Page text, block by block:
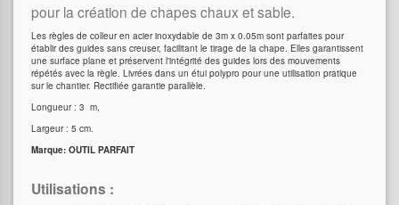
pour la création de chapes chaux et sable.
Les règles de colleur en acier inoxydable de 3m x 0.05m sont parfaites pour
établir des guides sans creuser, facilitant le tirage de la chape. Elles garantissent
une surface plane et préservent l'intégrité des guides lors des mouvements
répétés avec la règle. Livrées dans un étui polypro pour une utilisation pratique
sur le chantier. Rectifiée garantie parallèle.
Longueur : 3 m,
Largeur : 5 cm.
Marque: OUTIL PARFAIT
Utilisations :